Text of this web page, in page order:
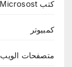
كتب Microsost
كمبيوتر
متصفحات الويب